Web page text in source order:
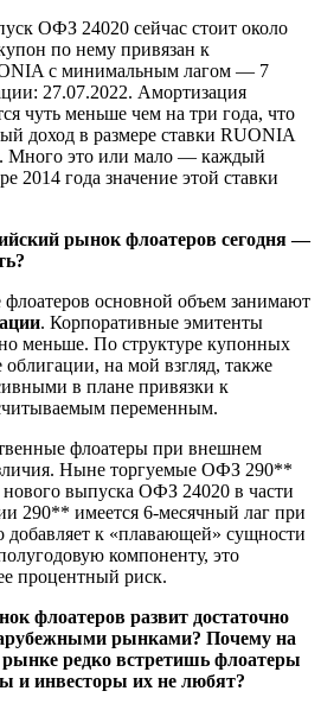
ОФЗ 24020 сейчас стоит около
по нему привязан к
с минимальным лагом — 7
27.07.2022. Амортизация
чуть меньше чем на три года, что
доход в размере ставки RUONIA
Много это или мало — каждый
2014 года значение этой ставки
рынок флоатеров сегодня —
основной объем занимают
. Корпоративные эмитенты
меньше. По структуре купонных
на мой взгляд, также
в плане привязки к
переменным.
флоатеры при внешнем
Ныне торгуемые ОФЗ 290**
выпуска ОФЗ 24020 в части
290** имеется 6-месячный лаг при
добавляет к «плавающей» сущности
компоненту, это
процентный риск.
флоатеров развит достаточно
рынками? Почему на
редко встретишь флоатеры
и инвесторы их не любят?